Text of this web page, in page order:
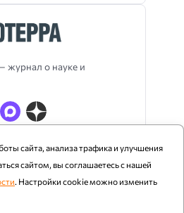
журнал о науке и
Блог издания
RSS
конфиденциальности
сайта, анализа трафика и улучшения
сайтом, вы соглашаетесь с нашей
. Настройки cookie можно изменить